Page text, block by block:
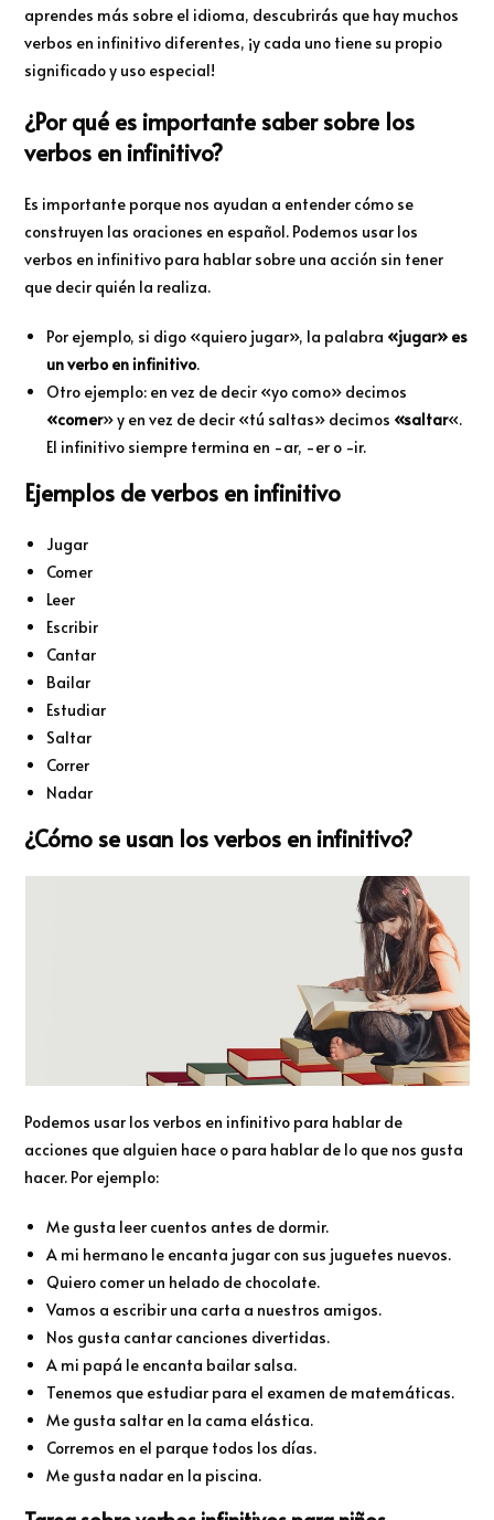
aprendes más sobre el idioma, descubrirás que hay muchos
verbos en infinitivo diferentes, ¡y cada uno tiene su propio
significado y uso especial!
¿Por qué es importante saber sobre los
verbos en infinitivo?
Es importante porque nos ayudan a entender cómo se
construyen las oraciones en español. Podemos usar los
verbos en infinitivo para hablar sobre una acción sin tener
que decir quién la realiza.
Por ejemplo, si digo «quiero jugar», la palabra «jugar» es
un verbo en infinitivo.
Otro ejemplo: en vez de decir «yo como» decimos
«comer» y en vez de decir «tú saltas» decimos «saltar«.
El infinitivo siempre termina en -ar, -er o -ir.
Ejemplos de verbos en infinitivo
Jugar
Comer
Leer
Escribir
Cantar
Bailar
Estudiar
Saltar
Correr
Nadar
¿Cómo se usan los verbos en infinitivo?
Podemos usar los verbos en infinitivo para hablar de
acciones que alguien hace o para hablar de lo que nos gusta
hacer. Por ejemplo:
Me gusta leer cuentos antes de dormir.
A mi hermano le encanta jugar con sus juguetes nuevos.
Quiero comer un helado de chocolate.
Vamos a escribir una carta a nuestros amigos.
Nos gusta cantar canciones divertidas.
A mi papá le encanta bailar salsa.
Tenemos que estudiar para el examen de matemáticas.
Me gusta saltar en la cama elástica.
Corremos en el parque todos los días.
Me gusta nadar en la piscina.